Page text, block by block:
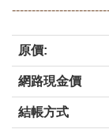
原價:
網路現金價
結帳方式